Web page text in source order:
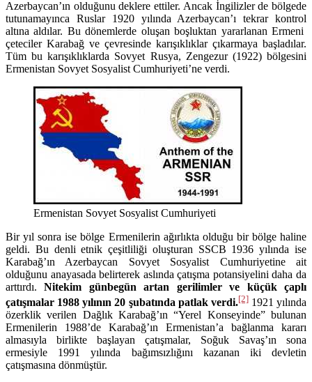
Azerbaycan’ın olduğunu deklere ettiler. Ancak İngilizler de bölgede
tutunamayınca Ruslar 1920 yılında Azerbaycan’ı tekrar kontrol
altına aldılar. Bu dönemlerde oluşan boşluktan yararlanan Ermeni
çeteciler Karabağ ve çevresinde karışıklıklar çıkarmaya başladılar.
Tüm bu karışıklıklarda Sovyet Rusya, Zengezur (1922) bölgesini
Ermenistan Sovyet Sosyalist Cumhuriyeti’ne verdi.
Ermenistan Sovyet Sosyalist Cumhuriyeti
Bir yıl sonra ise bölge Ermenilerin ağırlıkta olduğu bir bölge haline
geldi. Bu denli etnik çeşitliliği oluşturan SSCB 1936 yılında ise
Karabağ’ın Azerbaycan Sovyet Sosyalist Cumhuriyetine ait
olduğunu anayasada belirterek aslında çatışma potansiyelini daha da
arttırdı.Nitekim günbegün artan gerilimler ve küçük çaplı
çatışmalar 1988 yılının 20 şubatında patlak verdi.[2]1921 yılında
özerklik verilen Dağlık Karabağ’ın “Yerel Konseyinde” bulunan
Ermenilerin 1988’de Karabağ’ın Ermenistan’a bağlanma kararı
almasıyla birlikte başlayan çatışmalar, Soğuk Savaş’ın sona
ermesiyle 1991 yılında bağımsızlığını kazanan iki devletin
çatışmasına dönmüştür.